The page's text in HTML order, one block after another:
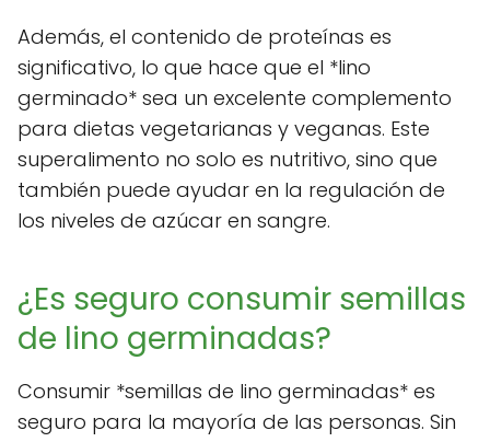
Además, el contenido de proteínas es
significativo, lo que hace que el *lino
germinado* sea un excelente complemento
para dietas vegetarianas y veganas. Este
superalimento no solo es nutritivo, sino que
también puede ayudar en la regulación de
los niveles de azúcar en sangre.
¿Es seguro consumir semillas
de lino germinadas?
Consumir *semillas de lino germinadas* es
seguro para la mayoría de las personas. Sin